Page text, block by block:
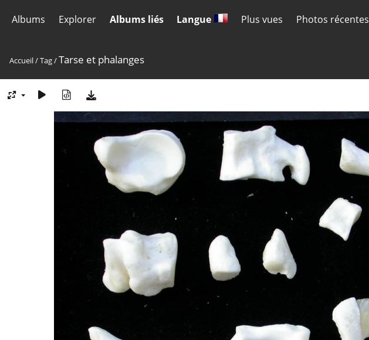
Albums Explorer Albums liés Langue Plus vues Photos récentes
Accueil/Tag/Tarse et phalanges